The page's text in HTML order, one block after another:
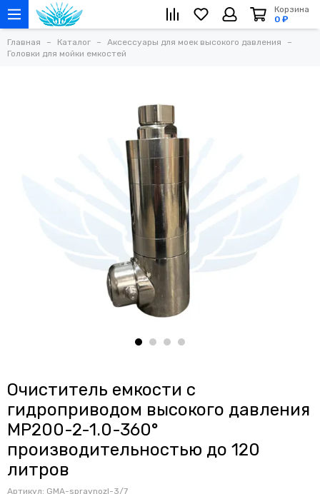
Корзина
0 ₽
Главная Каталог
Аксессуары для моек высокого давления
Головки для мойки емкостей
Очиститель емкости с
гидроприводом высокого давления
MP200-2-1.0-360°
производительностью до 120
литров
Артикул: GMA-spraynozl-3/7